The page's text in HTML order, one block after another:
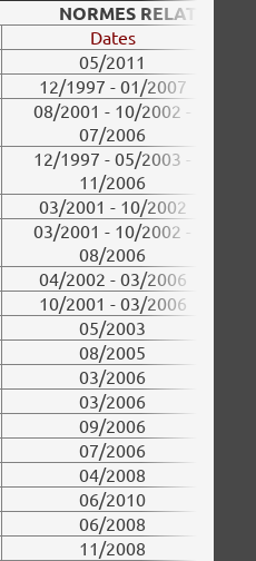
NORMES RELATIVES
Dates
05/2011
12/1997 - 01/2007
08/2001 - 10/2002 -
07/2006
12/1997 - 05/2003 -
11/2006
03/2001 - 10/2002
03/2001 - 10/2002 -
08/2006
04/2002 - 03/2006
10/2001 - 03/2006
05/2003
08/2005
03/2006
03/2006
09/2006
07/2006
04/2008
06/2010
06/2008
11/2008